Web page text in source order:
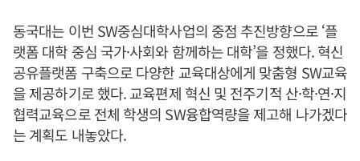
동국대는 이번 SW중심대학사업의 중점 추진방향으로 ‘플
랫폼 대학 중심 국가·사회와 함께하는 대학’을 정했다. 혁신
공유플랫폼 구축으로 다양한 교육대상에게 맞춤형 SW교육
을 제공하기로 했다. 교육편제 혁신 및 전주기적 산·학·연·지
협력교육으로 전체 학생의 SW융합역량을 제고해 나가겠다
는 계획도 내놓았다.